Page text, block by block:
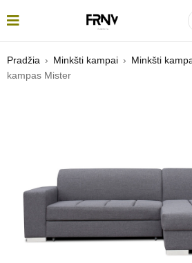
Pradžia › Minkšti kampai › Minkšti
kampas Mister